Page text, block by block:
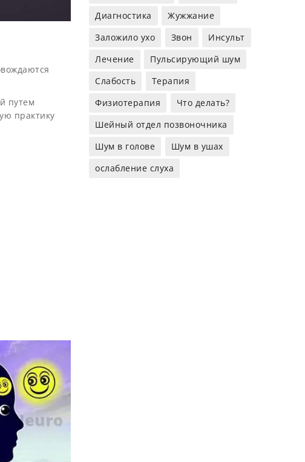
путем
практику
Диагностика
Жужжание
Заложило ухо
Звон
Инсульт
Лечение
Пульсирующий шум
Слабость
Терапия
Физиотерапия
Что делать?
Шейный отдел позвоночника
Шум в голове
Шум в ушах
ослабление слуха